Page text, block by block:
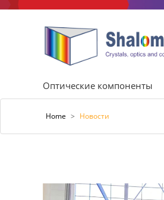
Оптические компоненты
Home > Новости